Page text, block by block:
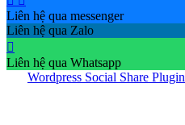
Liên hệ qua messenger
Liên hệ qua Zalo
Liên hệ qua Whatsapp
Wordpress Social Share Plugin